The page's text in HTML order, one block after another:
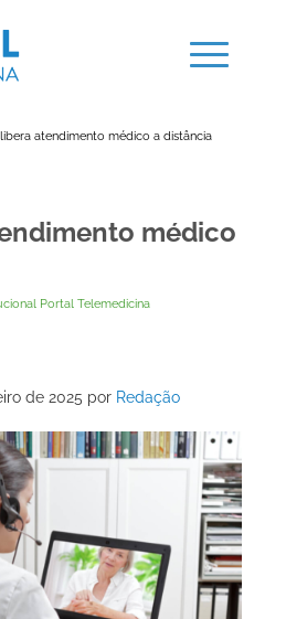
atendimento médico a distância
médico
Portal Telemedicina
de 2025 por Redação